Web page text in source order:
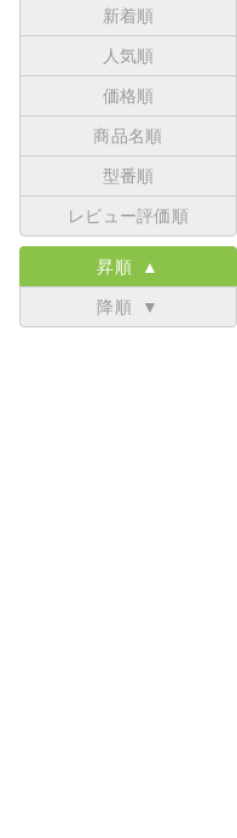
新着順
人気順
価格順
商品名順
型番順
レビュー評価順
昇順 ▲
降順 ▼